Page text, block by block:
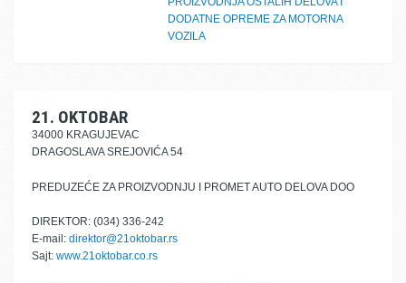
DODATNE OPREME ZA MOTORNA
VOZILA
21. OKTOBAR
34000 KRAGUJEVAC
DRAGOSLAVA SREJOVIĆA 54
PREDUZEĆE ZA PROIZVODNJU I PROMET AUTO DELOVA DOO
DIREKTOR: (034) 336-242
E-mail: direktor@21oktobar.rs
Sajt: www.21oktobar.co.rs